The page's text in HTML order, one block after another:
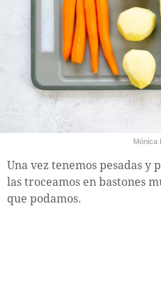
Mónica
Una vez tenemos pesadas y
las troceamos en bastones
que podamos.